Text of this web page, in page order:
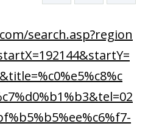
search.asp?region